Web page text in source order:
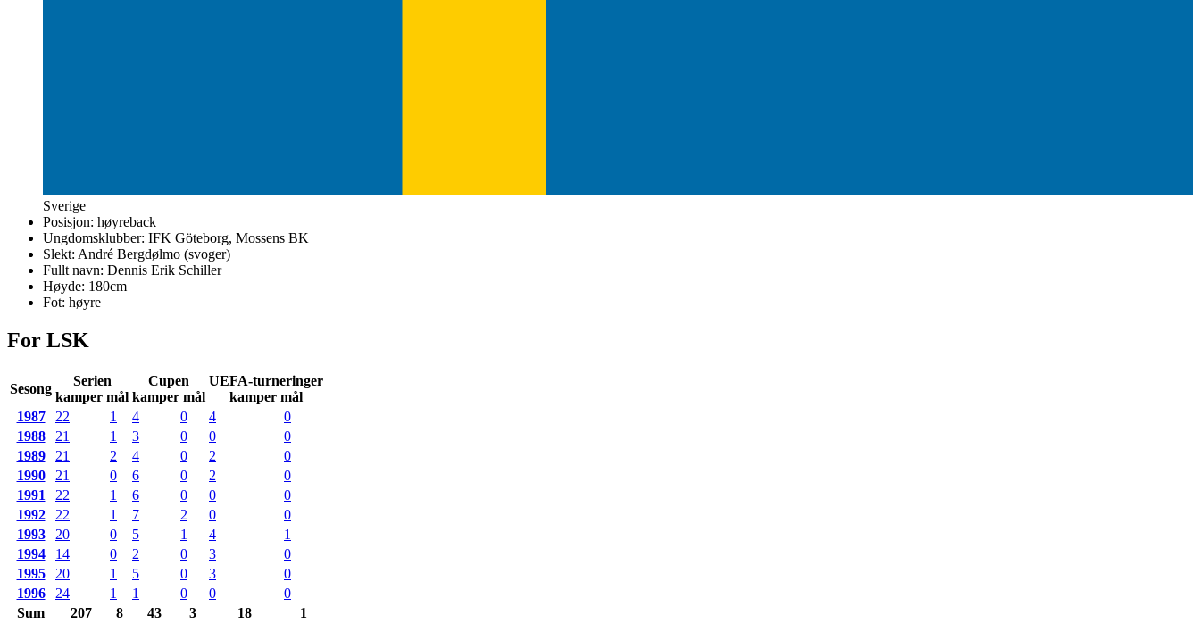
Sverige
Posisjon: høyreback
Ungdomsklubber: IFK Göteborg, Mossens BK
Slekt: André Bergdølmo (svoger)
Fullt navn: Dennis Erik Schiller
Høyde: 180cm
Fot: høyre
For LSK
Sesong
Serien
kamper mål
Cupen
kamper mål
UEFA-turneringer
kamper mål
1987
22 1 4 0 4
0
1988
21 1 3 0 0
0
1989
21 2 4 0 2
0
1990
21 0 6 0 2
0
1991
22 1 6 0 0
0
1992
22 1 7 2 0
0
1993
20 0 5 1 4
1
1994
14 0 2 0 3
0
1995
20 1 5 0 3
0
1996
24 1 1 0 0
0
Sum
207 8 43 3 18 1